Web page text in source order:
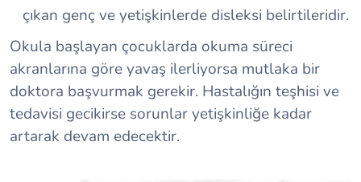
çıkan genç ve yetişkinlerde disleksi belirtileridir.
Okula başlayan çocuklarda okuma süreci
akranlarına göre yavaş ilerliyorsa mutlaka bir
doktora başvurmak gerekir. Hastalığın teşhisi ve
tedavisi gecikirse sorunlar yetişkinliğe kadar
artarak devam edecektir.